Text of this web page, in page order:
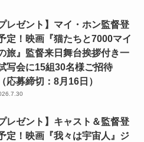
プレゼント】マイ・ホン監督登
定！映画『猫たちと7000マイ
旅』監督来日舞台挨拶付き一
写会に15組30名様ご招待
応募締切：8月16日）
プレゼント】キャスト＆監督登
定！映画『我々は宇宙人』ジ